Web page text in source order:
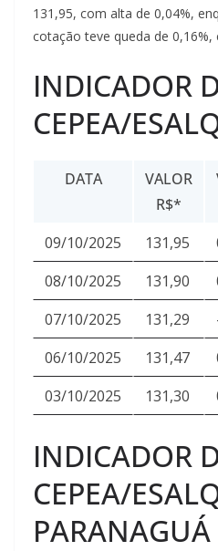
131,95, com alta de 0,04%,
cotação teve queda de 0,16%,
INDICADOR
CEPEA/
DATA
VALOR
R$*
09/10/2025
131,95
08/10/2025
131,90
07/10/2025
131,29
06/10/2025
131,47
03/10/2025
131,30
INDICADOR
CEPEA/
PARANAGUÁ